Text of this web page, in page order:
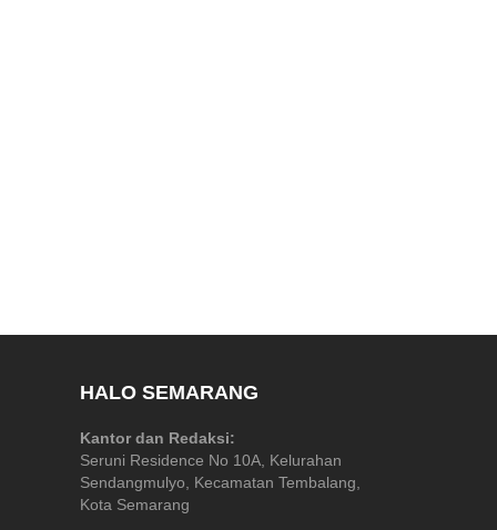
HALO SEMARANG
Kantor dan Redaksi:
Seruni Residence No 10A, Kelurahan
Sendangmulyo, Kecamatan Tembalang,
Kota Semarang